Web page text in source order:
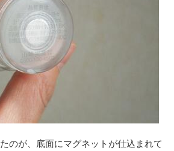
のが、底面にマグネットが仕込まれて